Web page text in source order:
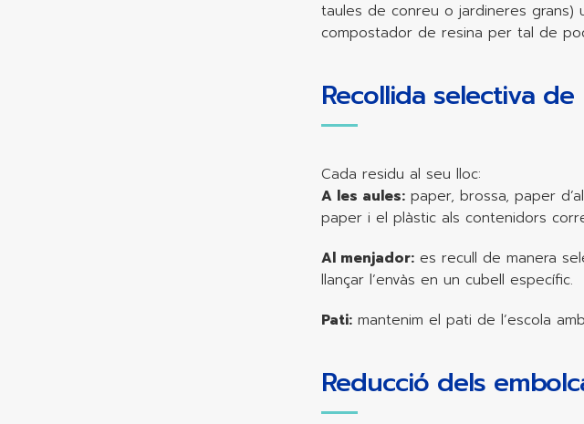
taules de conreu o jardineres grans)
compostador de resina per tal de
Recollida selectiva
Cada residu al seu lloc:
A les aules: paper, brossa, paper
paper i el plàstic als contenidors
Al menjador: es recull de manera
llançar l’envàs en un cubell específic.
Pati: mantenim el pati de l’escola
Reducció dels